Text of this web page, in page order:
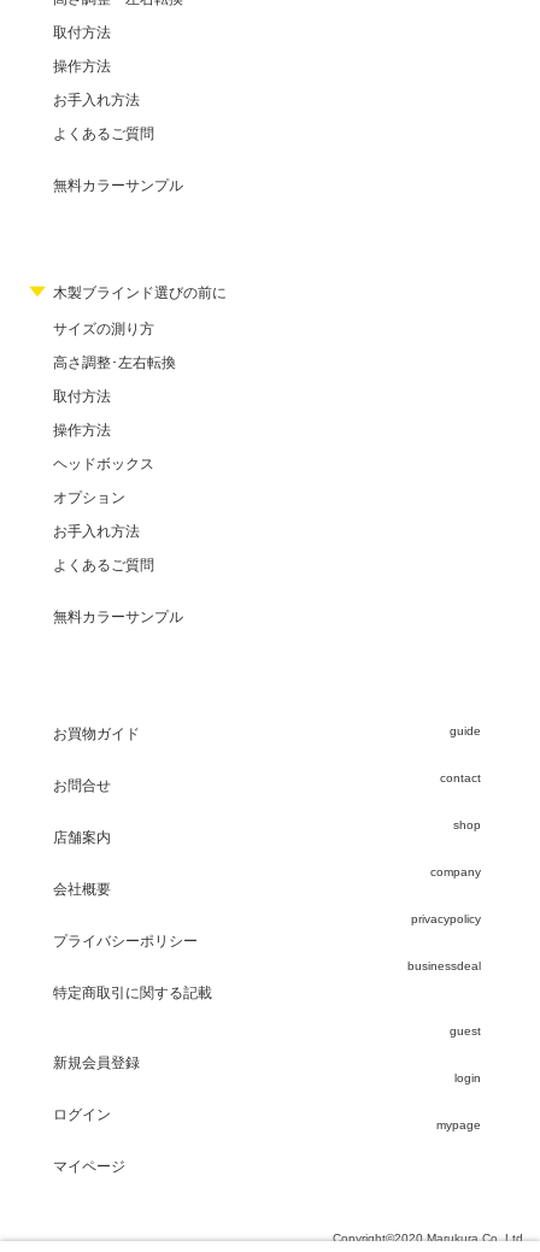
取付方法
操作方法
お手入れ方法
よくあるご質問
無料カラーサンプル
木製ブラインド選びの前に
サイズの測り方
高さ調整･左右転換
取付方法
操作方法
ヘッドボックス
オプション
お手入れ方法
よくあるご質問
無料カラーサンプル
お買物ガイド
お問合せ
店舗案内
会社概要
プライバシーポリシー
特定商取引に関する記載
新規会員登録
ログイン
マイページ
guide
contact
shop
company
privacypolicy
businessdeal
guest
login
mypage
Copyright©2020 Marukura Co.,Ltd.